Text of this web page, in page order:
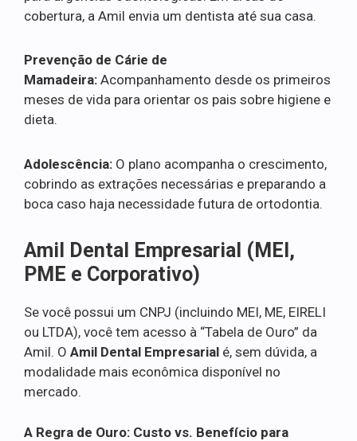
cobertura, a Amil envia um dentista até sua casa.
Prevenção de Cárie de
Mamadeira: Acompanhamento desde os primeiros
meses de vida para orientar os pais sobre higiene e
dieta.
Adolescência: O plano acompanha o crescimento,
cobrindo as extrações necessárias e preparando a
boca caso haja necessidade futura de ortodontia.
Amil Dental Empresarial (MEI,
PME e Corporativo)
Se você possui um CNPJ (incluindo MEI, ME, EIRELI
ou LTDA), você tem acesso à “Tabela de Ouro” da
Amil. O Amil Dental Empresarial é, sem dúvida, a
modalidade mais econômica disponível no
mercado.
A Regra de Ouro: Custo vs. Benefício para